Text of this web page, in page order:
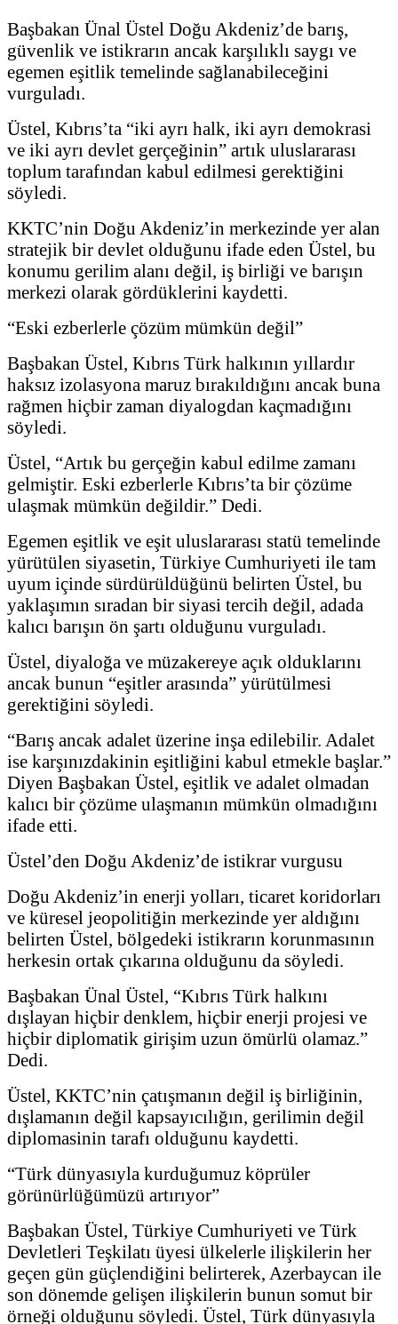
Başbakan Ünal Üstel Doğu Akdeniz’de barış,
güvenlik ve istikrarın ancak karşılıklı saygı ve
egemen eşitlik temelinde sağlanabileceğini
vurguladı.
Üstel, Kıbrıs’ta “iki ayrı halk, iki ayrı demokrasi
ve iki ayrı devlet gerçeğinin” artık uluslararası
toplum tarafından kabul edilmesi gerektiğini
söyledi.
KKTC’nin Doğu Akdeniz’in merkezinde yer alan
stratejik bir devlet olduğunu ifade eden Üstel, bu
konumu gerilim alanı değil, iş birliği ve barışın
merkezi olarak gördüklerini kaydetti.
“Eski ezberlerle çözüm mümkün değil”
Başbakan Üstel, Kıbrıs Türk halkının yıllardır
haksız izolasyona maruz bırakıldığını ancak buna
rağmen hiçbir zaman diyalogdan kaçmadığını
söyledi.
Üstel, “Artık bu gerçeğin kabul edilme zamanı
gelmiştir. Eski ezberlerle Kıbrıs’ta bir çözüme
ulaşmak mümkün değildir.” Dedi.
Egemen eşitlik ve eşit uluslararası statü temelinde
yürütülen siyasetin, Türkiye Cumhuriyeti ile tam
uyum içinde sürdürüldüğünü belirten Üstel, bu
yaklaşımın sıradan bir siyasi tercih değil, adada
kalıcı barışın ön şartı olduğunu vurguladı.
Üstel, diyaloğa ve müzakereye açık olduklarını
ancak bunun “eşitler arasında” yürütülmesi
gerektiğini söyledi.
“Barış ancak adalet üzerine inşa edilebilir. Adalet
ise karşınızdakinin eşitliğini kabul etmekle başlar.”
Diyen Başbakan Üstel, eşitlik ve adalet olmadan
kalıcı bir çözüme ulaşmanın mümkün olmadığını
ifade etti.
Üstel’den Doğu Akdeniz’de istikrar vurgusu
Doğu Akdeniz’in enerji yolları, ticaret koridorları
ve küresel jeopolitiğin merkezinde yer aldığını
belirten Üstel, bölgedeki istikrarın korunmasının
herkesin ortak çıkarına olduğunu da söyledi.
Başbakan Ünal Üstel, “Kıbrıs Türk halkını
dışlayan hiçbir denklem, hiçbir enerji projesi ve
hiçbir diplomatik girişim uzun ömürlü olamaz.”
Dedi.
Üstel, KKTC’nin çatışmanın değil iş birliğinin,
dışlamanın değil kapsayıcılığın, gerilimin değil
diplomasinin tarafı olduğunu kaydetti.
“Türk dünyasıyla kurduğumuz köprüler
görünürlüğümüzü artırıyor”
Başbakan Üstel, Türkiye Cumhuriyeti ve Türk
Devletleri Teşkilatı üyesi ülkelerle ilişkilerin her
geçen gün güçlendiğini belirterek, Azerbaycan ile
son dönemde gelişen ilişkilerin bunun somut bir
örneği olduğunu söyledi. Üstel, Türk dünyasıyla